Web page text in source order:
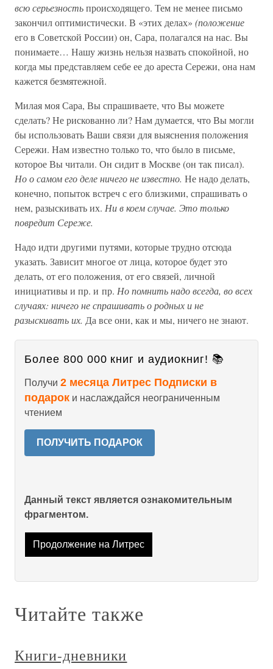
всю серьезностьпроисходящего. Тем не менее письмо
закончил оптимистически. В «этих делах» (положение
его в Советской России) он, Сара, полагался на нас. Вы
понимаете… Нашу жизнь нельзя назвать спокойной, но
когда мы представляем себе ее до ареста Сережи, она нам
кажется безмятежной.
Милая моя Сара, Вы спрашиваете, что Вы можете
сделать? Не рискованно ли? Нам думается, что Вы могли
бы использовать Ваши связи для выяснения положения
Сережи. Нам известно только то, что было в письме,
которое Вы читали. Он сидит в Москве (он так писал).
Но о самом его деле ничего не известно. Не надо делать,
конечно, попыток встреч с его близкими, спрашивать о
нем, разыскивать их. Ни в коем случае. Это только
повредит Сереже.
Надо идти другими путями, которые трудно отсюда
указать. Зависит многое от лица, которое будет это
делать, от его положения, от его связей, личной
инициативы и пр. и пр. Но помнить надо всегда, во всех
случаях: ничего не спрашивать о родных и не
разыскивать их. Да все они, как и мы, ничего не знают.
Более 800 000 книг и аудиокниг! 📚
Получи 2 месяца Литрес Подписки в
подарок и наслаждайся неограниченным
чтением
ПОЛУЧИТЬ ПОДАРОК
Данный текст является ознакомительным
фрагментом.
Продолжение на Литрес
Читайте также
Книги-дневники